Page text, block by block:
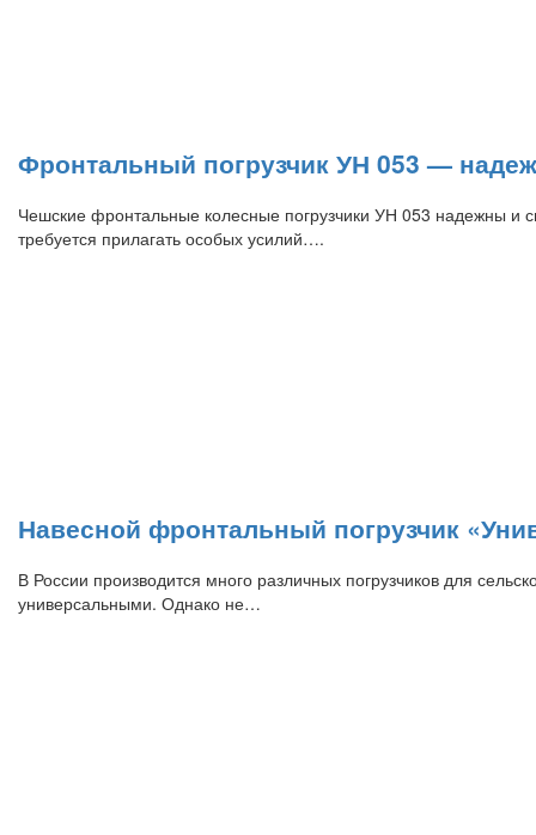
Фронтальный погрузчик УН 053 —
Чешские фронтальные колесные погрузчики УН 053 надежны и
требуется прилагать особых усилий….
Навесной фронтальный погрузчик
В России производится много различных погрузчиков для
универсальными. Однако не…